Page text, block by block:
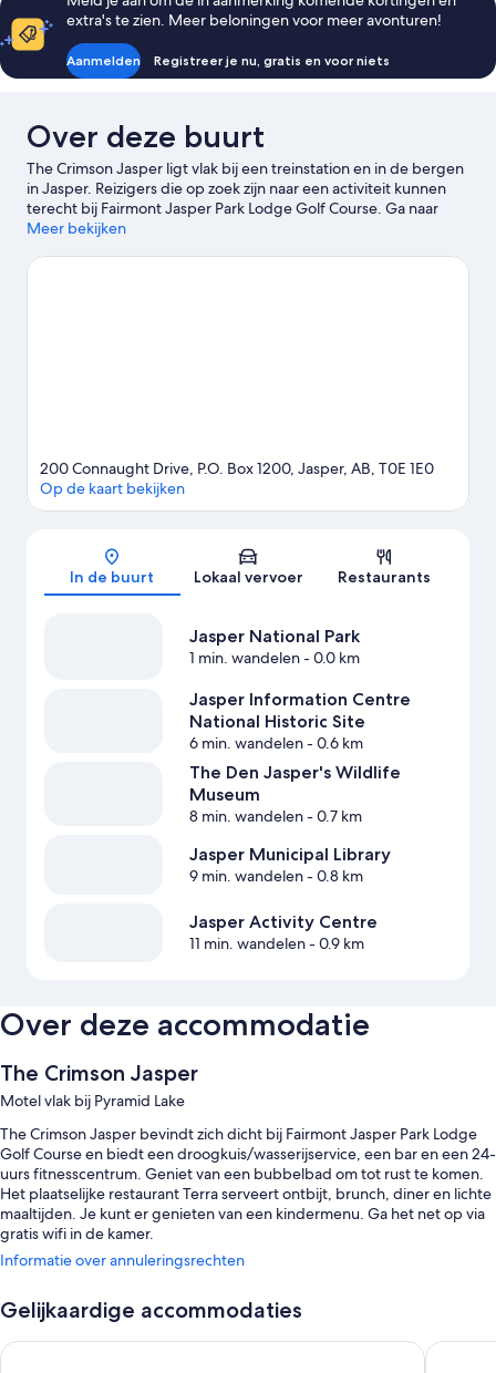
extra's te zien. Meer beloningen voor meer avonturen!
Aanmelden Registreer je nu, gratis en voor niets
Over deze buurt
The Crimson Jasper ligt vlak bij een treinstation en in de bergen
in Jasper. Reizigers die op zoek zijn naar een activiteit kunnen
terecht bij Fairmont Jasper Park Lodge Golf Course. Ga naar
Pyramid Lake en Jasper National Park als je liever de natuur
en skiën. Je kunt er ook voor kiezen om te gaan
Meer bekijken
Kaart
200 Connaught Drive, P.O. Box 1200, Jasper, AB, T0E 1E0
Op de kaart bekijken
In de buurt Lokaal vervoer Restaurants
Jasper National Park
1 min. wandelen- 0.0 km
Jasper Information Centre
National Historic Site
6 min. wandelen- 0.6 km
The Den Jasper's Wildlife
Museum
8 min. wandelen- 0.7 km
Jasper Municipal Library
9 min. wandelen- 0.8 km
Jasper Activity Centre
11 min. wandelen- 0.9 km
Over deze accommodatie
The Crimson Jasper
Motel vlak bij Pyramid Lake
The Crimson Jasper bevindt zich dicht bij Fairmont Jasper Park Lodge
Golf Course en biedt een droogkuis/wasserijservice, een bar en een 24-
uurs fitnesscentrum. Geniet van een bubbelbad om tot rust te komen.
Het plaatselijke restaurant Terra serveert ontbijt, brunch, diner en lichte
maaltijden. Je kunt er genieten van een kindermenu. Ga het net op via
gratis wifi in de kamer.
Verder zijn er nog deze extra voordelen:
Een binnenzwembad
Informatie over annuleringsrechten
Gelijkaardige accommodaties
Forest Park Hotel